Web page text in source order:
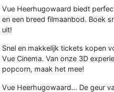
Vue Heerhugowaard biedt
en een breed filmaanbod. Boek
uit!
Snel en makkelijk tickets kopen
Vue Cinema. Van onze 3D
popcorn, maak het mee!
Vue Heerhugowaard... De geur